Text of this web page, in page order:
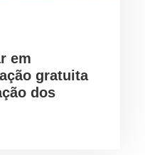
em
gratuita
dos